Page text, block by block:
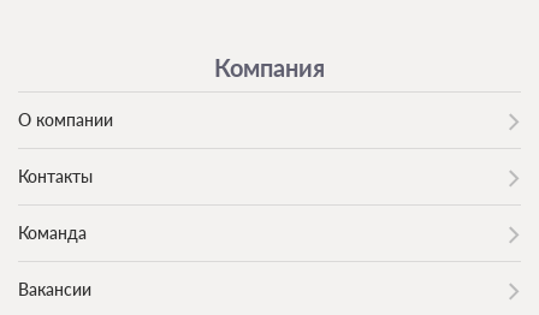
Компания
О компании
Контакты
Команда
Вакансии